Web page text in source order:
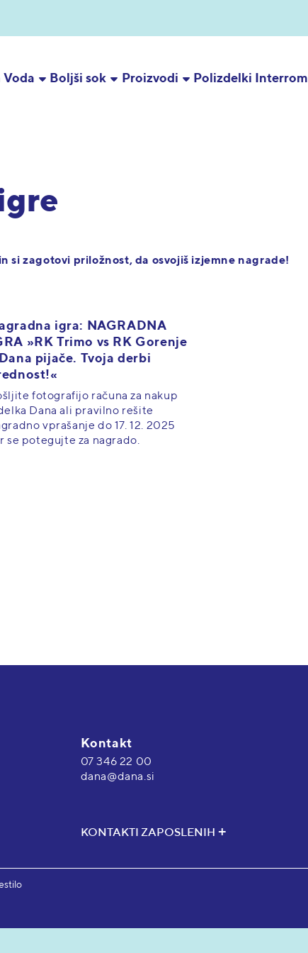
Voda Boljši sok Proizvodi Polizdelki Interrom
si zagotovi priložnost, da osvojiš izjemne nagrade!
igra: NAGRADNA
»RK Trimo vs RK Gorenje
pijače. Tvoja derbi
fotografijo računa za nakup
Dana ali pravilno rešite
vprašanje do 17. 12. 2025
se potegujte za nagrado.
Kontakt
07 346 22 00
dana@dana.si
KONTAKTI ZAPOSLENIH